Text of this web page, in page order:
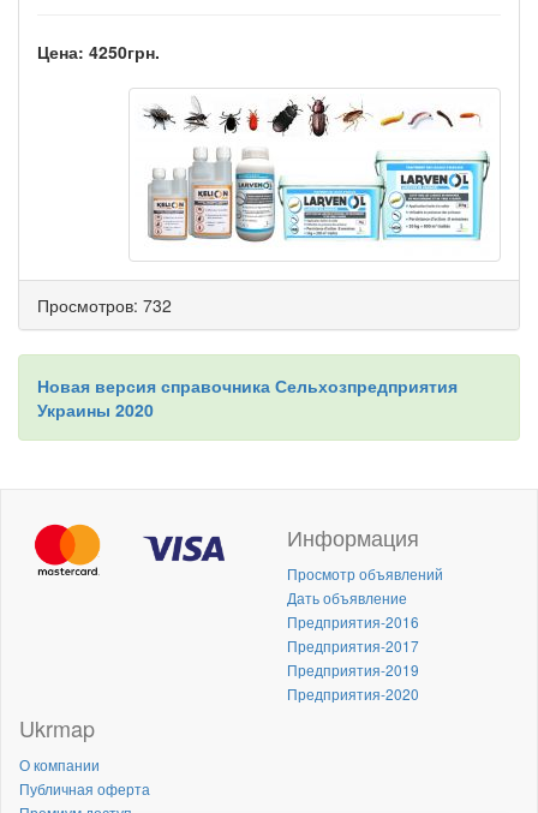
Цена: 4250грн.
Просмотров: 732
Новая версия справочника Сельхозпредприятия
Украины 2020
Информация
Просмотр объявлений
Дать объявление
Предприятия-2016
Предприятия-2017
Предприятия-2019
Предприятия-2020
Ukrmap
О компании
Публичная оферта